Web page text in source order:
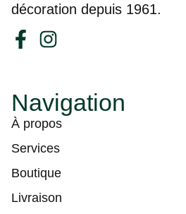
décoration depuis 1961.
Navigation
À propos
Services
Boutique
Livraison